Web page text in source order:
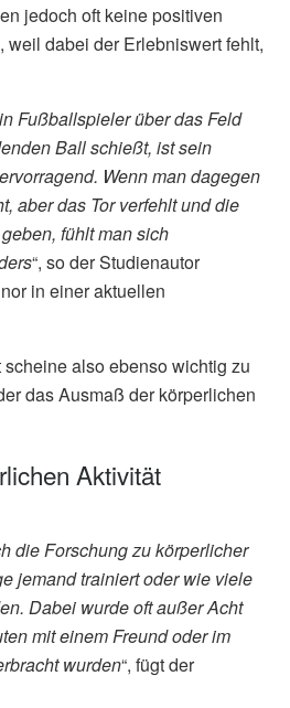
jedoch oft keine positiven
weil dabei der Erlebniswert fehlt,
Fußballspieler über das Feld
Ball schießt, ist sein
Wenn man dagegen
aber das Tor verfehlt und die
fühlt man sich
“, so der Studienautor
in einer aktuellen
also ebenso wichtig zu
das Ausmaß der körperlichen
Aktivität
die Forschung zu körperlicher
jemand trainiert oder wie viele
Dabei wurde oft außer Acht
mit einem Freund oder im
wurden“, fügt der